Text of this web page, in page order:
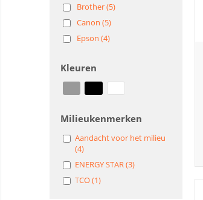
Brother (5)
Canon (5)
Epson (4)
Kleuren
Milieukenmerken
Aandacht voor het milieu
(4)
ENERGY STAR (3)
TCO (1)